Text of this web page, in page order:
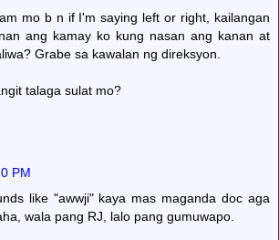
mo b n if I'm saying left or right, kailangan
ang kamay ko kung nasan ang kanan at
Grabe sa kawalan ng direksyon.
talaga sulat mo?
PM
like "awwji" kaya mas maganda doc aga
wala pang RJ, lalo pang gumuwapo.